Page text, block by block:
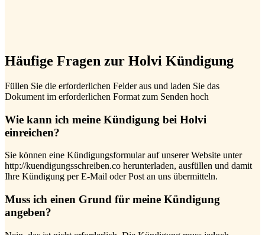
Häufige Fragen zur Holvi Kündigung
Füllen Sie die erforderlichen Felder aus und laden Sie das
Dokument im erforderlichen Format zum Senden hoch
Wie kann ich meine Kündigung bei Holvi
einreichen?
Sie können eine Kündigungsformular auf unserer Website unter
http://kuendigungsschreiben.co herunterladen, ausfüllen und damit
Ihre Kündigung per E-Mail oder Post an uns übermitteln.
Muss ich einen Grund für meine Kündigung
angeben?